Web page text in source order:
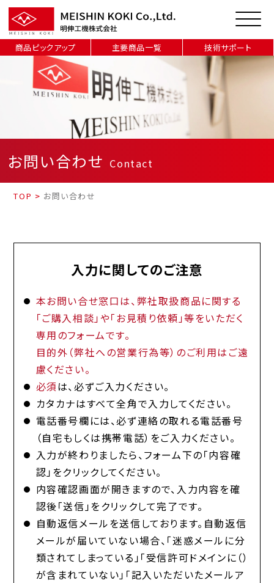
商品ピックアップ 主要商品一覧 技術サポート
お問い合わせ Contact
TOP > お問い合わせ
入力に関してのご注意
本お問い合せ窓口は、弊社取扱商品に関する
「ご購入相談」や「お見積り依頼」等をいただく
専用のフォームです。
目的外（弊社への営業行為等）のご利用はご遠
慮ください。
必須は、必ずご入力ください。
カタカナはすべて全角で入力してください。
電話番号欄には、必ず連絡の取れる電話番号
（自宅もしくは携帯電話）をご入力ください。
入力が終わりましたら、フォーム下の「内容確
認」をクリックしてください。
内容確認画面が開きますので、入力内容を確
認後「送信」をクリックして完了です。
自動返信メールを送信しております。自動返信
メールが届いていない場合、「迷惑メールに分
類されてしまっている」「受信許可ドメインに（）
が含まれていない」「記入いただいたメールア